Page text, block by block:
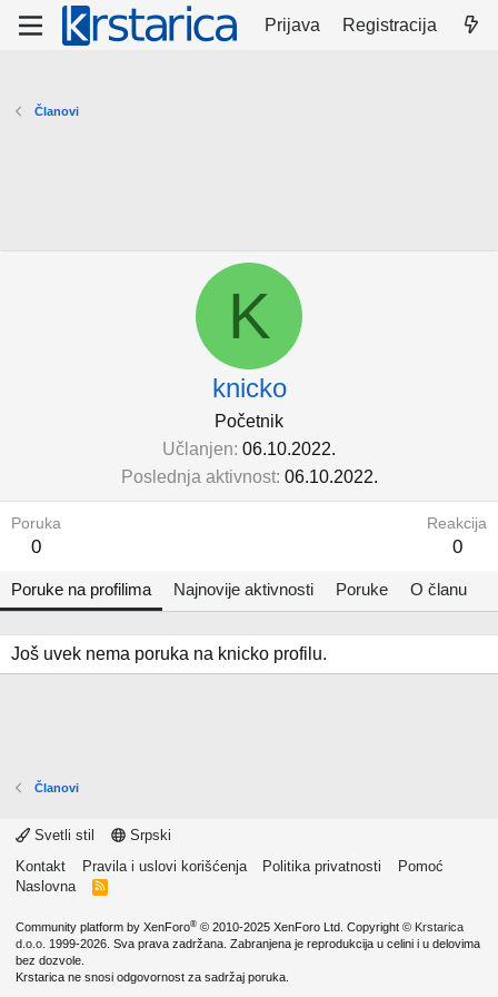
Prijava Registracija
Članovi
K
knicko
Početnik
Učlanjen 06.10.2022.
Poslednja aktivnost 06.10.2022.
Poruka
0
Reakcija
0
Poruke na profilima Najnovije aktivnosti Poruke O članu
Još uvek nema poruka na knicko profilu.
Članovi
Svetli stil
Srpski
Kontakt
Pravila i uslovi korišćenja Politika privatnosti
Pomoć
Naslovna
R
Community platform by XenForo® © 2010-2025 XenForo Ltd. Copyright © Krstarica
d.o.o. 1999-2026. Sva prava zadržana. Zabranjena je reprodukcija u celini i u delovima
bez dozvole.
Krstarica ne snosi odgovornost za sadržaj poruka.